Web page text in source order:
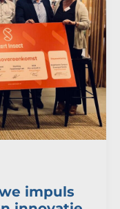
impuls